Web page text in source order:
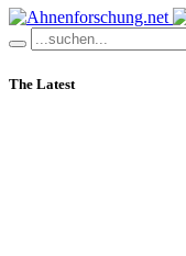
The Latest